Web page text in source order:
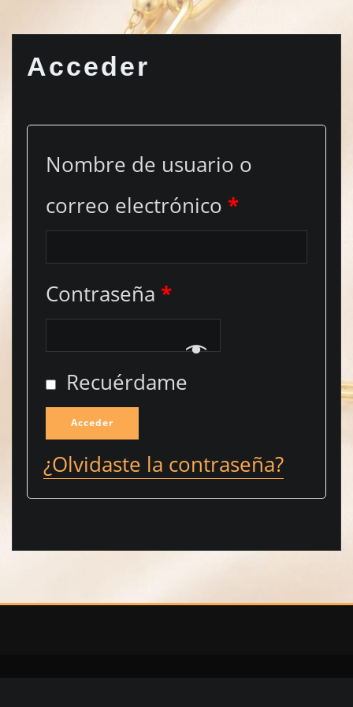
Acceder
Nombre de usuario o
correo electrónico *
Contraseña *
Recuérdame
Acceder
¿Olvidaste la contraseña?